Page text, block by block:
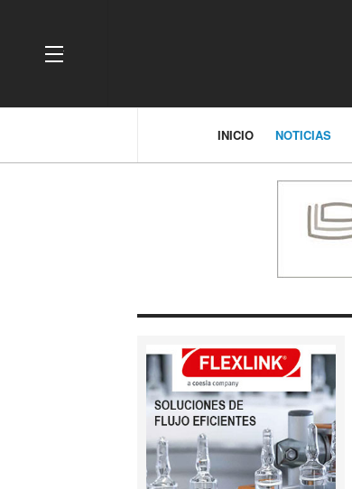
OFF CANVAS
INICIO NOTICIAS